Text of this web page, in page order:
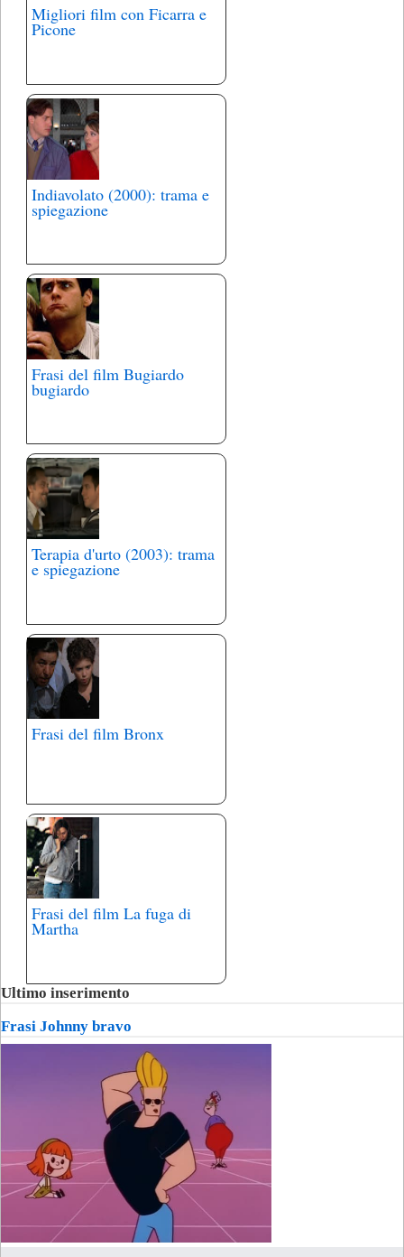
Migliori film con Ficarra e
Picone
Indiavolato (2000): trama e
spiegazione
Frasi del film Bugiardo
bugiardo
Terapia d'urto (2003): trama
e spiegazione
Frasi del film Bronx
Frasi del film La fuga di
Martha
Ultimo inserimento
Frasi Johnny bravo